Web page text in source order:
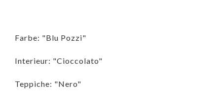
Farbe: "Blu Pozzi"
Interieur: "Cioccolato"
Teppiche: "Nero"